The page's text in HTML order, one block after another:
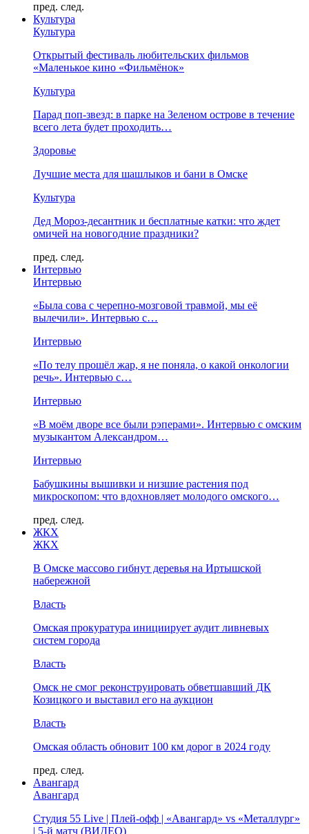
пред. след.
Культура
Культура
Открытый фестиваль любительских фильмов
«Маленькое кино «Фильмёнок»
Культура
Парад поп-звезд: в парке на Зеленом острове в течение
всего лета будет проходить…
Здоровье
Лучшие места для шашлыков и бани в Омске
Культура
Дед Мороз-десантник и бесплатные катки: что ждет
омичей на новогодние праздники?
пред. след.
Интервью
Интервью
«Была сова с черепно-мозговой травмой, мы её
вылечили». Интервью с…
Интервью
«По телу прошёл жар, я не поняла, о какой онкологии
речь». Интервью с…
Интервью
«В моём дворе все были рэперами». Интервью с омским
музыкантом Александром…
Интервью
Бабушкины вышивки и низшие растения под
микроскопом: что вдохновляет молодого омского…
пред. след.
ЖКХ
ЖКХ
В Омске массово гибнут деревья на Иртышской
набережной
Власть
Омская прокуратура инициирует аудит ливневых
систем города
Власть
Омск не смог реконструировать обветшавший ДК
Козицкого и выставил его на аукцион
Власть
Омская область обновит 100 км дорог в 2024 году
пред. след.
Авангард
Авангард
Студия 55 Live | Плей-офф | «Авангард» vs «Металлург»
| 5-й матч (ВИДЕО)